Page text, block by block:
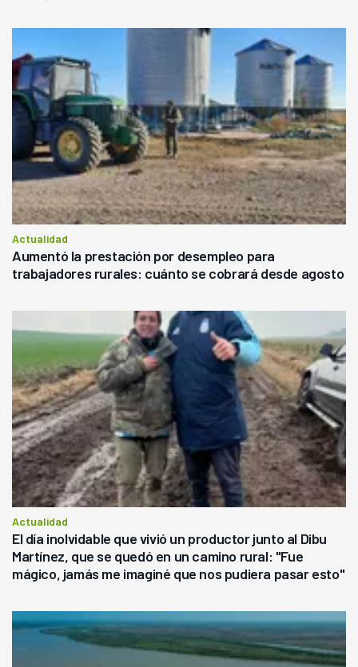
Actualidad
Aumentó la prestación por desempleo para
trabajadores rurales: cuánto se cobrará desde agosto
Actualidad
El día inolvidable que vivió un productor junto al Dibu
Martínez, que se quedó en un camino rural: "Fue
mágico, jamás me imaginé que nos pudiera pasar esto"